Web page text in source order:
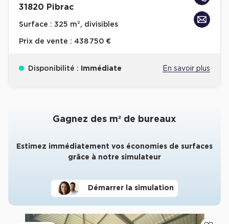
31820 Pibrac
Surface : 325 m², divisibles
Prix de vente : 438 750 €
Disponibilité : Immédiate En savoir plus
Gagnez des m² de bureaux
Estimez immédiatement vos économies de surfaces
grâce à notre simulateur
Démarrer la simulation